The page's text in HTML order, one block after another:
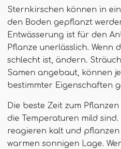
Sternkirschen können in
den Boden gepflanzt
Entwässerung ist für den
Pflanze unerlässlich. Wenn
schlecht ist, ändern.
Samen angebaut, können
bestimmter Eigenschaften
Die beste Zeit zum
die Temperaturen mild
reagieren kalt und pflanzen
warmen sonnigen Lage.